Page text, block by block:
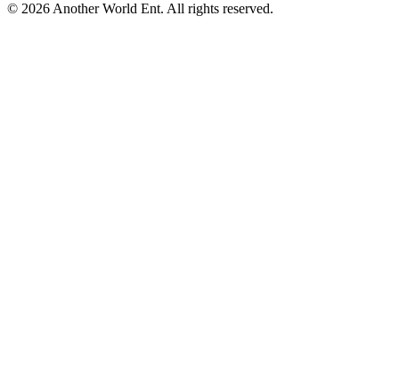
© 2026 Another World Ent. All rights reserved.